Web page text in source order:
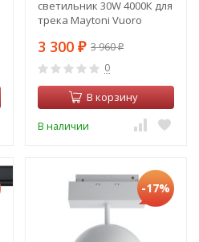
светильник 30W 4000К для
трека Maytoni Vuoro
3 300 ₽ 3 960₽
0
В корзину
В наличии
-17%